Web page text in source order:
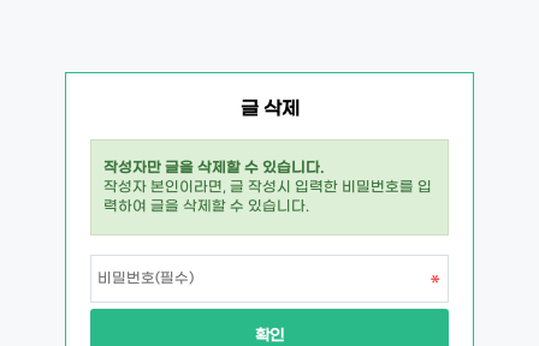
글 삭제
작성자만 글을 삭제할 수 있습니다.
작성자 본인이라면, 글 작성시 입력한 비밀번호를 입
력하여 글을 삭제할 수 있습니다.
확인